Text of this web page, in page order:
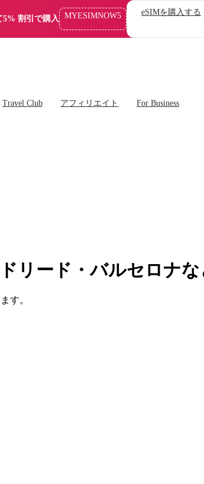
5% 割引で購入 MYESIMNOW5 eSIMを購入する
Travel Club アフィリエイト For Business
リード・バルセロナ
す。